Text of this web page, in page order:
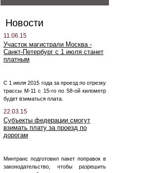
Новости
11.06.15
Участок магистрали Москва -
Санкт-Петербург с 1 июля станет
платным
С 1 июля 2015 года за проезд по отрезку
трассы М-11 с 15-го по 58-ой километр
будет взиматься плата.
22.03.15
Субъекты федерации смогут
взимать плату за проезд по
дорогам
Минтранс подготовил пакет поправок в
законодательство, чтобы разрешить